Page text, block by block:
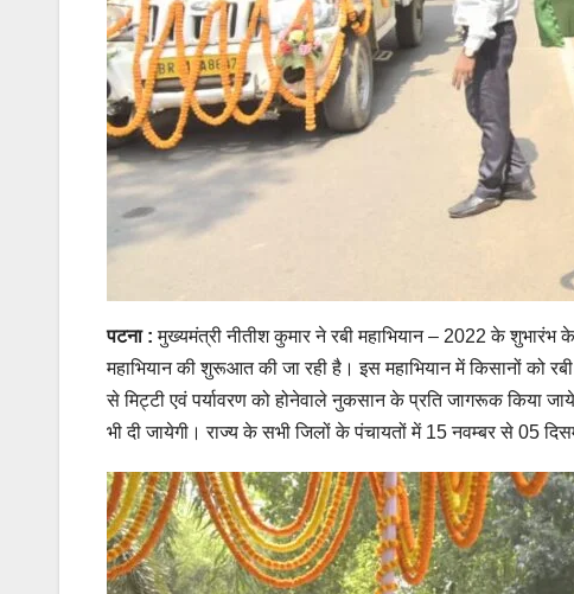
पटना :मुख्यमंत्री नीतीश कुमार ने रबी महाभियान – 2022 के शुभारंभ
महाभियान की शुरूआत की जा रही है। इस महाभियान में किसानों को
से मिट्टी एवं पर्यावरण को होनेवाले नुकसान के प्रति जागरूक किया
भी दी जायेगी। राज्य के सभी जिलों के पंचायतों में 15 नवम्बर से 05